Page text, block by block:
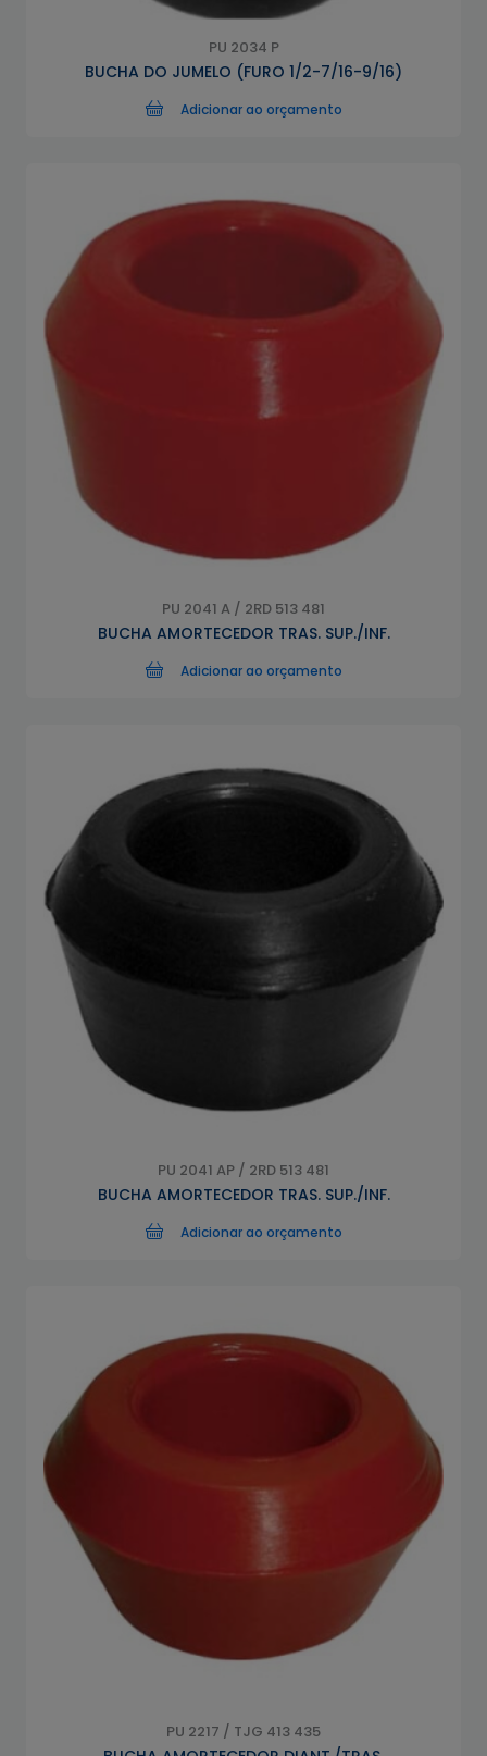
PU 2034 P
BUCHA DO JUMELO (FURO 1/2-7/16-9/16)
Adicionar ao orçamento
PU 2041 A / 2RD 513 481
BUCHA AMORTECEDOR TRAS. SUP./INF.
Adicionar ao orçamento
PU 2041 AP / 2RD 513 481
BUCHA AMORTECEDOR TRAS. SUP./INF.
Adicionar ao orçamento
PU 2217 / TJG 413 435